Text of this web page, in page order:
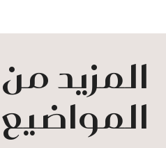
المزيد من
المواضيع